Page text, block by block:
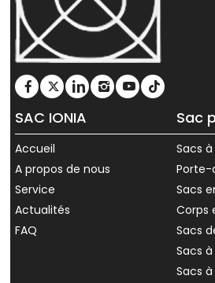
SAC IONIA
Accueil
A propos de nous
Service
Actualités
FAQ
Sac
Sacs
Sacs
Corps
Sacs
Sacs
Sacs